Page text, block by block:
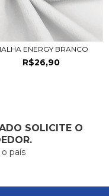
ENERGY BRANCO
R$26,90
SOLICITE O
país